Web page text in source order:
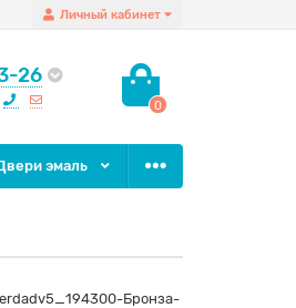
Личный кабинет
26
0
эмаль
Бронза-